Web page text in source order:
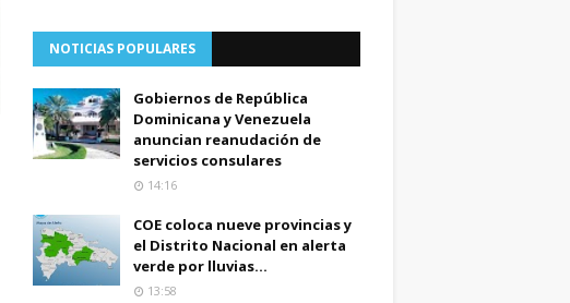
NOTICIAS POPULARES
Gobiernos de República
Dominicana y Venezuela
anuncian reanudación de
servicios consulares
14:16
COE coloca nueve provincias y
el Distrito Nacional en alerta
verde por lluvias...
13:58